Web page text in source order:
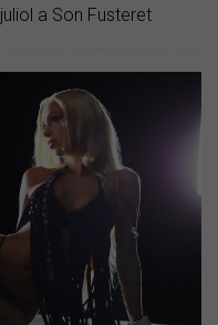
a Son Fusteret